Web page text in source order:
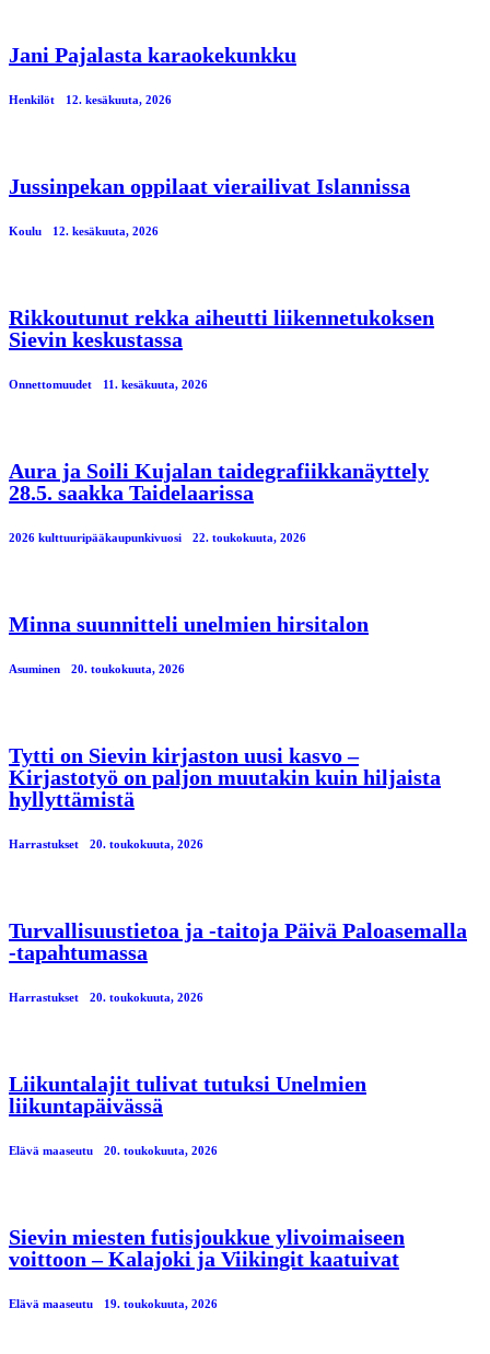
Jani Pajalasta karaokekunkku
Henkilöt 12. kesäkuuta, 2026
Jussinpekan oppilaat vierailivat Islannissa
Koulu 12. kesäkuuta, 2026
Rikkoutunut rekka aiheutti liikennetukoksen
Sievin keskustassa
Onnettomuudet 11. kesäkuuta, 2026
Aura ja Soili Kujalan taidegrafiikkanäyttely
28.5. saakka Taidelaarissa
2026 kulttuuripääkaupunkivuosi 22. toukokuuta, 2026
Minna suunnitteli unelmien hirsitalon
Asuminen 20. toukokuuta, 2026
Tytti on Sievin kirjaston uusi kasvo –
Kirjastotyö on paljon muutakin kuin hiljaista
hyllyttämistä
Harrastukset 20. toukokuuta, 2026
Turvallisuustietoa ja -taitoja Päivä Paloasemalla
-tapahtumassa
Harrastukset 20. toukokuuta, 2026
Liikuntalajit tulivat tutuksi Unelmien
liikuntapäivässä
Elävä maaseutu 20. toukokuuta, 2026
Sievin miesten futisjoukkue ylivoimaiseen
voittoon – Kalajoki ja Viikingit kaatuivat
Elävä maaseutu 19. toukokuuta, 2026